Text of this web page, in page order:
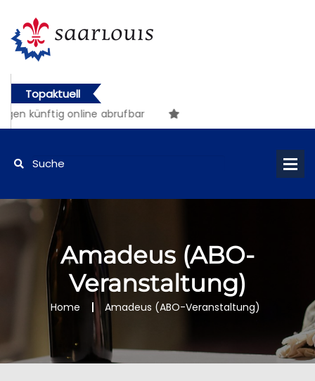
Topaktuell
künftig online abrufbar
Amadeus (ABO-
Veranstaltung)
Home Amadeus (ABO-Veranstaltung)